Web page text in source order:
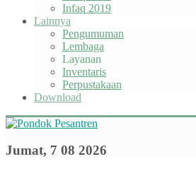
Infaq 2019
Lainnya
Pengumuman
Lembaga
Layanan
Inventaris
Perpustakaan
Download
Jumat, 7 08 2026